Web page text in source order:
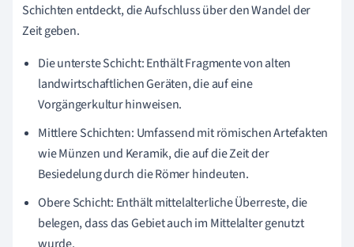
Schichten entdeckt, die Aufschluss über den Wandel der
Zeit geben.
Die unterste Schicht: Enthält Fragmente von alten
landwirtschaftlichen Geräten, die auf eine
Vorgängerkultur hinweisen.
Mittlere Schichten: Umfassend mit römischen Artefakten
wie Münzen und Keramik, die auf die Zeit der
Besiedelung durch die Römer hindeuten.
Obere Schicht: Enthält mittelalterliche Überreste, die
belegen, dass das Gebiet auch im Mittelalter genutzt
wurde.